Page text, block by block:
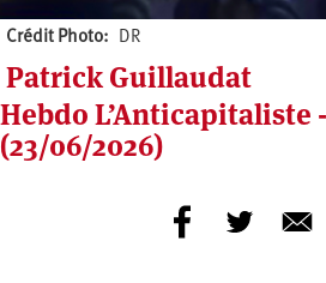
Crédit Photo DR
Patrick Guillaudat
Hebdo L’Anticapitaliste
(23/06/2026)